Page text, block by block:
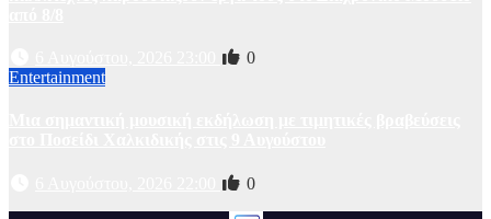
0
Entertainment
0